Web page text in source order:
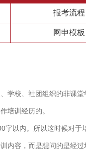
报考流程
网申模板
学校、社团组织的非课
培训经历的。
字以内。所以这时候对
内容，而是想问的是经